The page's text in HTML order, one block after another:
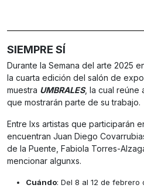
SIEMPRE SÍ
Durante la Semana del arte 2025
la cuarta edición del salón de
muestra UMBRALES, la cual reúne
que mostrarán parte de su trabajo.
Entre lxs artistas que participarán
encuentran Juan Diego
de la Puente, Fabiola Torres-
mencionar algunxs.
Cuándo: Del 8 al 12 de febrero